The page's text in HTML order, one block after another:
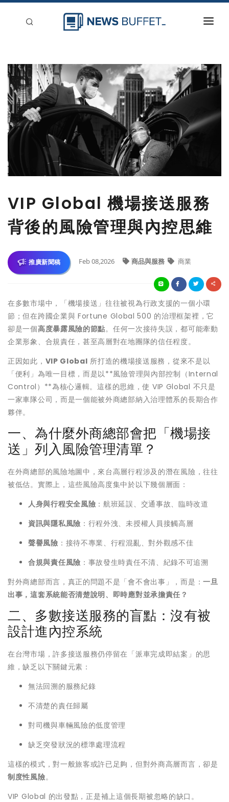
新聞稿分類
登入
刊登
VIP Global 機場接送服務
背後的風險管理與內控思維
推廣新聞稿 Feb 08,2026 商品與服務 商業
在多數市場中，「機場接送」往往被視為行政支援的一個小環
節；但在跨國企業與 Fortune Global 500 的治理框架裡，它
卻是一個高度暴露風險的節點。任何一次接待失誤，都可能牽動
企業形象、合規責任，甚至高層對在地團隊的信任程度。
正因如此， VIP Global 所打造的機場接送服務，從來不是以
「便利」為唯一目標，而是以**風險管理與內部控制（Internal
Control）**為核心邏輯。這樣的思維，使 VIP Global 不只是
一家車隊公司，而是一個能被外商總部納入治理體系的長期合作
夥伴。
一、為什麼外商總部會把「機場接
送」列入風險管理清單？
在外商總部的風險地圖中，來台高層行程涉及的潛在風險，往往
被低估。實際上，這些風險高度集中於以下幾個層面：
人身與行程安全風險 ：航班延誤、交通事故、臨時改道
資訊與隱私風險 ：行程外洩、未授權人員接觸高層
聲譽風險 ：接待不專業、行程混亂、對外觀感不佳
合規與責任風險 ：事故發生時責任不清、紀錄不可追溯
對外商總部而言，真正的問題不是「會不會出事」，而是：一旦
出事，這套系統能否清楚說明、即時應對並承擔責任？
二、多數接送服務的盲點：沒有被
設計進內控系統
在台灣市場，許多接送服務仍停留在「派車完成即結案」的思
維，缺乏以下關鍵元素：
無法回溯的服務紀錄
不清楚的責任歸屬
對司機與車輛風險的低度管理
缺乏突發狀況的標準處理流程
這樣的模式，對一般旅客或許已足夠，但對外商高層而言，卻是
制度性風險。
VIP Global 的出發點，正是補上這個長期被忽略的缺口。